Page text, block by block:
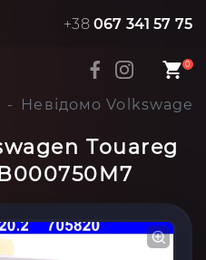
+38 067 341 57 75
0
Невідомо
Touareg